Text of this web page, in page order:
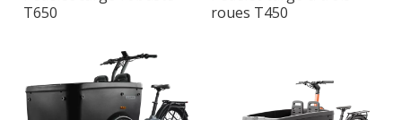
T650
roues T450